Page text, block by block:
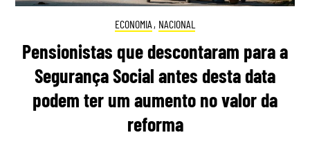
ECONOMIA , NACIONAL
Pensionistas que descontaram para a
Segurança Social antes desta data
podem ter um aumento no valor da
reforma